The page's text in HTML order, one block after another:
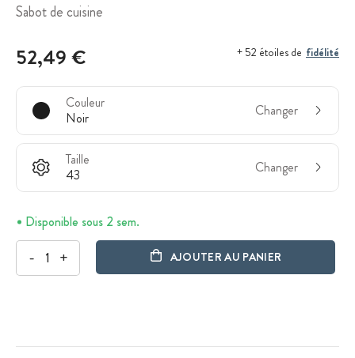
Sabot de cuisine
52,49 € + 52 étoiles de fidélité
Couleur
Noir
Changer
Taille
43
Changer
Disponible sous 2 sem.
- + AJOUTER AU PANIER